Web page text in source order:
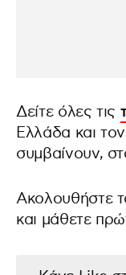
Δείτε όλες τις
Ελλάδα και
συμβαίνουν,
Ακολουθήστε
και μάθετε